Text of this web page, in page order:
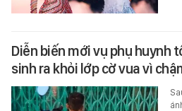
Diễn biến mới vụ phụ huynh
sinh ra khỏi lớp cờ vua vì